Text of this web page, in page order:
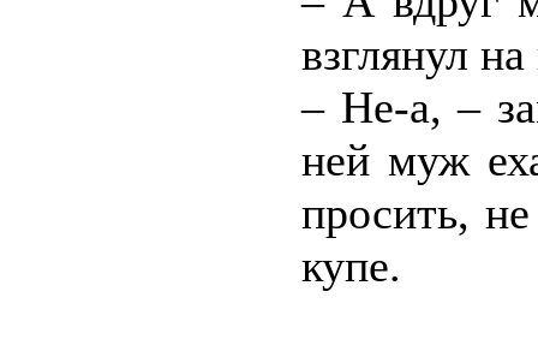
взглянул
– Не-а, –
ней муж
просить,
купе.